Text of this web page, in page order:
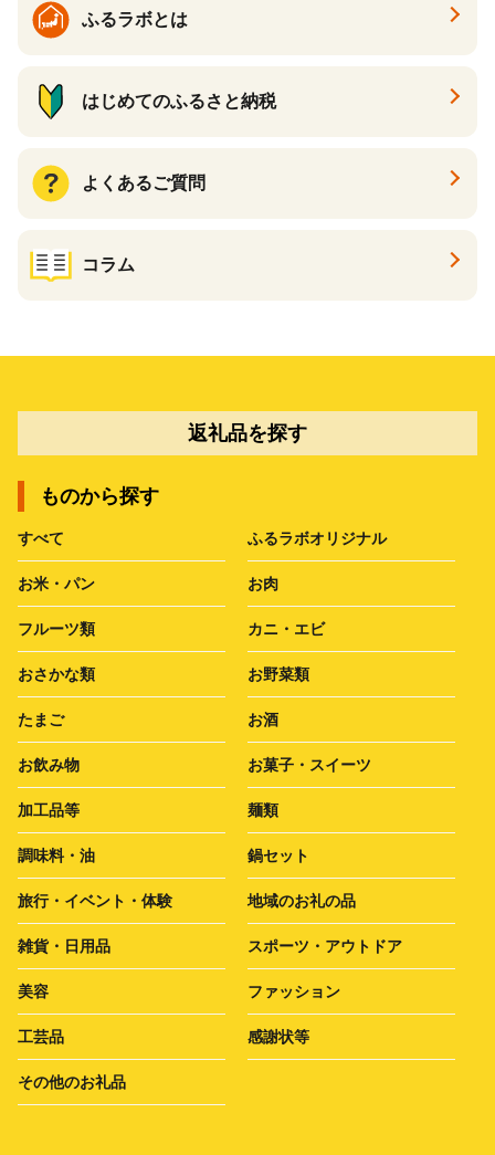
ふるラボとは
はじめてのふるさと納税
よくあるご質問
コラム
返礼品を探す
ものから探す
すべて ふるラボオリジナル
お米・パン お肉
フルーツ類 カニ・エビ
おさかな類 お野菜類
たまご お酒
お飲み物 お菓子・スイーツ
加工品等 麺類
調味料・油 鍋セット
旅行・イベント・体験 地域のお礼の品
雑貨・日用品 スポーツ・アウトドア
美容 ファッション
工芸品 感謝状等
その他のお礼品